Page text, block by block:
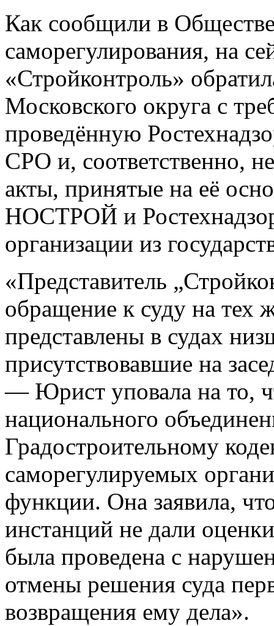
Как сообщили в
саморегулирования, на
«Стройконтроль»
Московского округа с
проведённую
СРО и, соответственно,
акты, принятые на её
НОСТРОЙ и
организации из
«Представитель
обращение к суду на тех
представлены в судах
присутствовавшие на
— Юрист уповала на то,
национального
Градостроительному
саморегулируемых
функции. Она заявила,
инстанций не дали
была проведена с
отмены решения суда
возвращения ему дела».